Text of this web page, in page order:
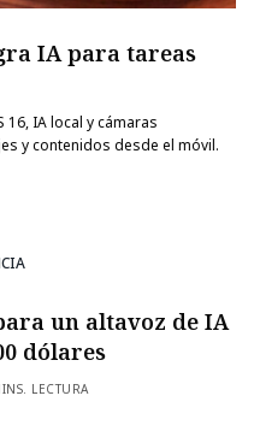
IA para tareas
16, IA local y cámaras
y contenidos desde el móvil.
un altavoz de IA
dólares
LECTURA